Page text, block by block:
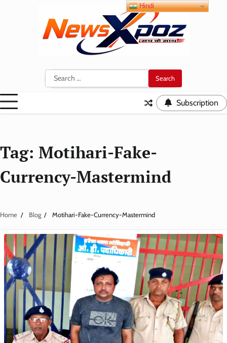
Search
for:
Subscription
Tag: Motihari-Fake-
Currency-Mastermind
Home Blog Motihari-Fake-Currency-Mastermind
Hindi